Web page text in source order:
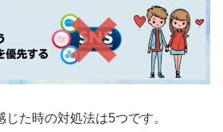
た時の対処法は5つです。